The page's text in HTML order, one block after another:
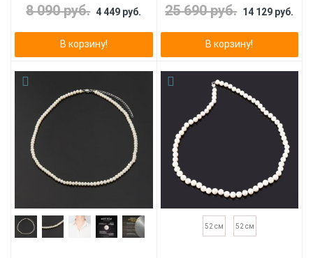
8 090 руб. 4 449 руб.
В корзину!
25 690 руб. 14 129 руб.
В корзину!
52 см 52 см